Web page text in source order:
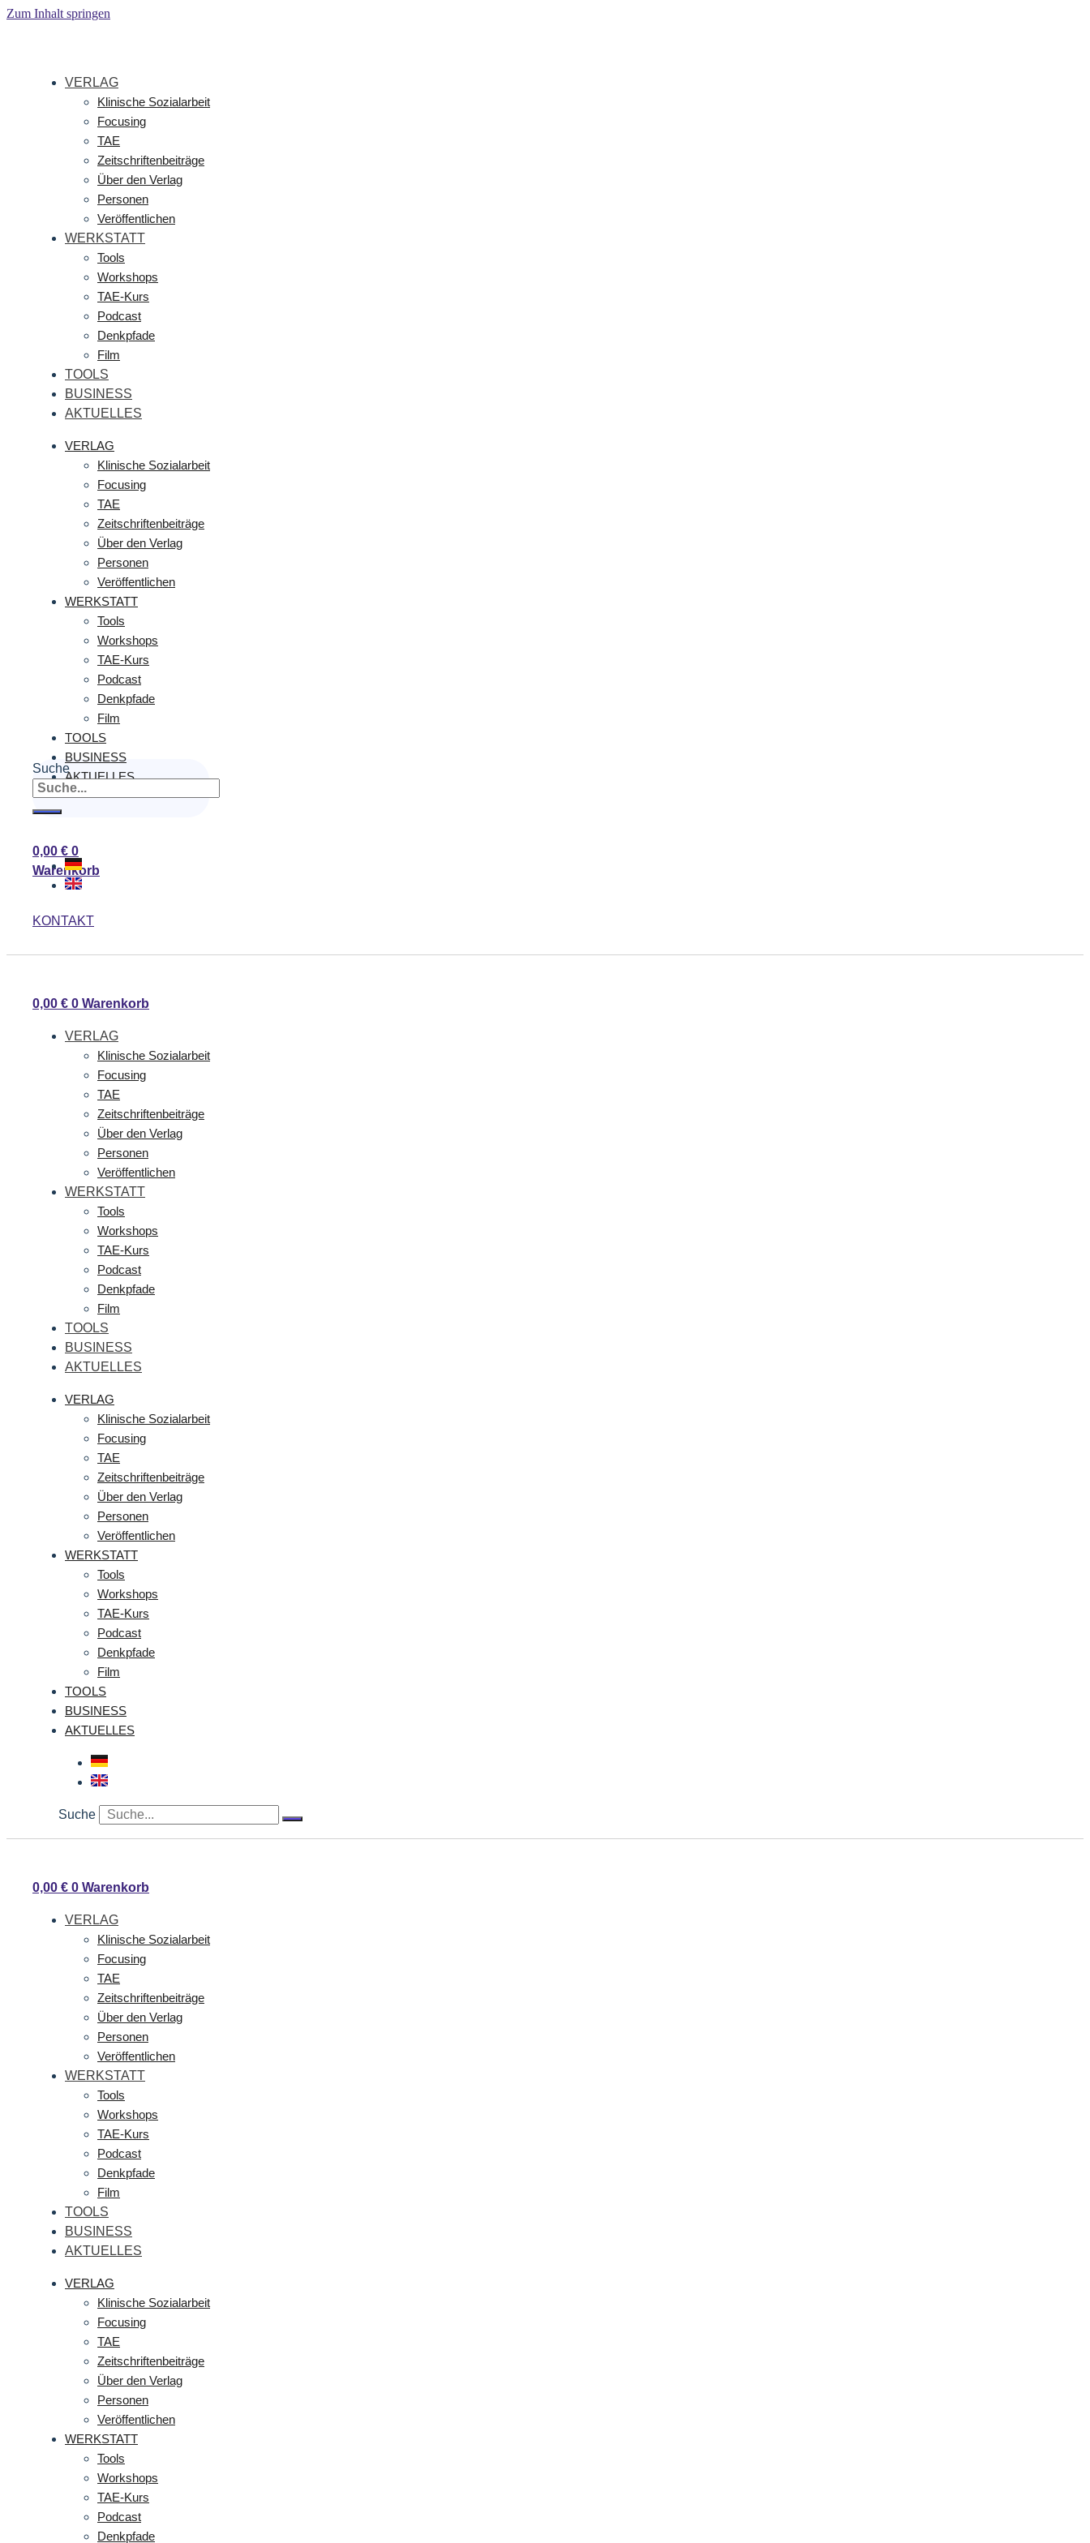
Zum Inhalt springen
VERLAG
Klinische Sozialarbeit
Focusing
TAE
Zeitschriftenbeiträge
Über den Verlag
Personen
Veröffentlichen
WERKSTATT
Tools
Workshops
TAE-Kurs
Podcast
Denkpfade
Film
TOOLS
BUSINESS
AKTUELLES
VERLAG
Klinische Sozialarbeit
Focusing
TAE
Zeitschriftenbeiträge
Über den Verlag
Personen
Veröffentlichen
WERKSTATT
Tools
Workshops
TAE-Kurs
Podcast
Denkpfade
Film
TOOLS
BUSINESS
AKTUELLES
Suche
0,00 € 0
Warenkorb
KONTAKT
0,00 € 0 Warenkorb
VERLAG
Klinische Sozialarbeit
Focusing
TAE
Zeitschriftenbeiträge
Über den Verlag
Personen
Veröffentlichen
WERKSTATT
Tools
Workshops
TAE-Kurs
Podcast
Denkpfade
Film
TOOLS
BUSINESS
AKTUELLES
VERLAG
Klinische Sozialarbeit
Focusing
TAE
Zeitschriftenbeiträge
Über den Verlag
Personen
Veröffentlichen
WERKSTATT
Tools
Workshops
TAE-Kurs
Podcast
Denkpfade
Film
TOOLS
BUSINESS
AKTUELLES
Suche
0,00 € 0 Warenkorb
VERLAG
Klinische Sozialarbeit
Focusing
TAE
Zeitschriftenbeiträge
Über den Verlag
Personen
Veröffentlichen
WERKSTATT
Tools
Workshops
TAE-Kurs
Podcast
Denkpfade
Film
TOOLS
BUSINESS
AKTUELLES
VERLAG
Klinische Sozialarbeit
Focusing
TAE
Zeitschriftenbeiträge
Über den Verlag
Personen
Veröffentlichen
WERKSTATT
Tools
Workshops
TAE-Kurs
Podcast
Denkpfade